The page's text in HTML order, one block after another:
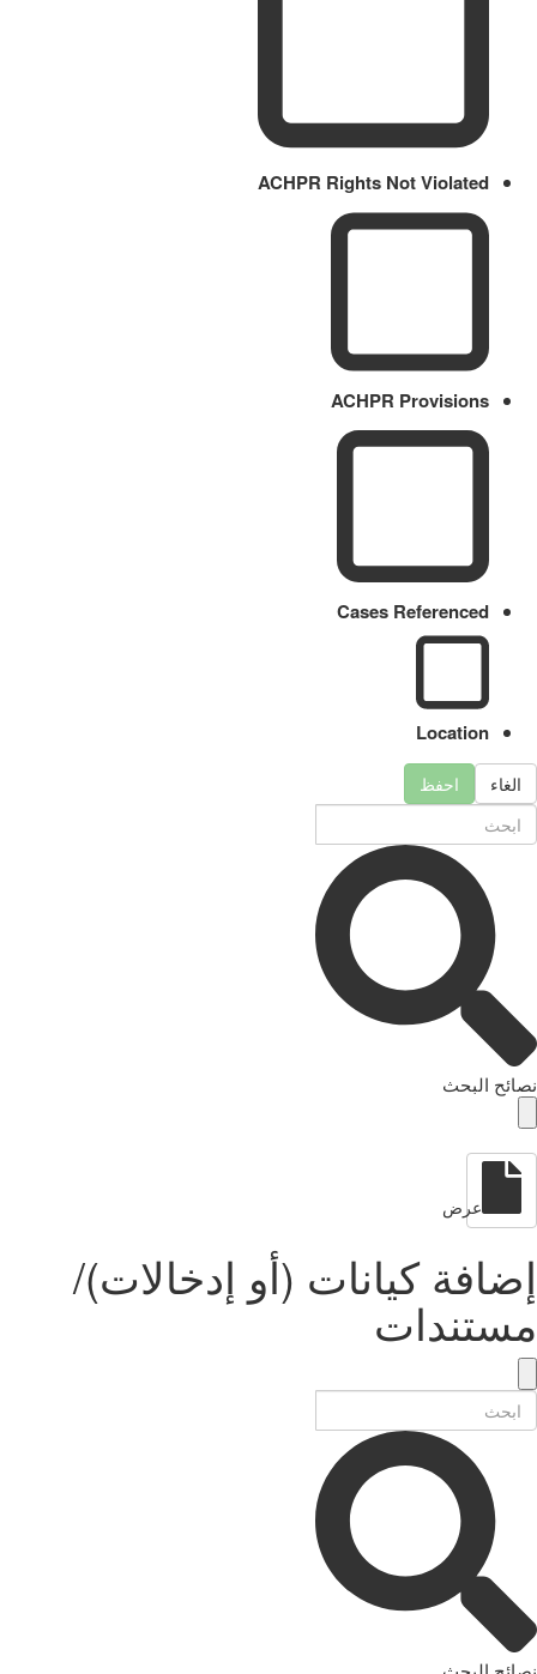
ACHPR Rights Not Violated
ACHPR Provisions
Cases Referenced
Location
الغاء احفظ
نصائح البحث
عرض
إضافة كيانات (أو إدخالات)/
مستندات